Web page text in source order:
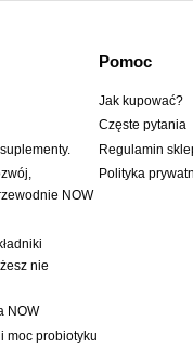
NOW
nie
NOW
moc probiotyku
Pomoc
Jak kupować?
Częste pytania
Regulamin
Polityka